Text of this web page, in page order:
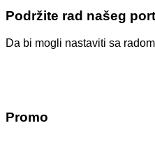
Podržite rad našeg
Da bi mogli nastaviti sa
Promo